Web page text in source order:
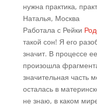
нужна практика,
Наталья, Москва
Работала с Рейки
такой сон! Я его
значит. В процессе
произошла
значительная часть
осталась в
не знаю, в каком